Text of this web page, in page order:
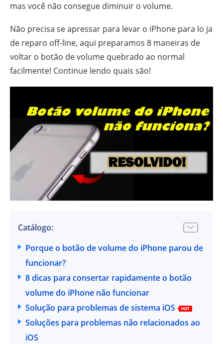
mas você não consegue diminuir o volume.
Não precisa se apressar para levar o iPhone para lo ja
de reparo off-line, aqui preparamos 8 maneiras de
voltar o botão de volume quebrado ao normal
facilmente! Continue lendo quais são!
Catálogo:
Porque o botão de volume do iPhone parou de
funcionar?
8 dicas para consertar rapidamente o botão
volume do iPhone não funcionar
Solução para problemas de sistema iOS
Método 1: Use ferramenta profissional de
reparo de sistema iOS
Soluções para problemas não relacionados ao
iOS